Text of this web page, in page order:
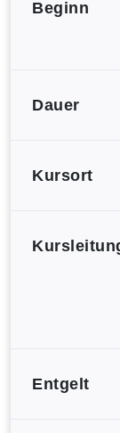
Beginn
Dauer
Kursort
Entgelt